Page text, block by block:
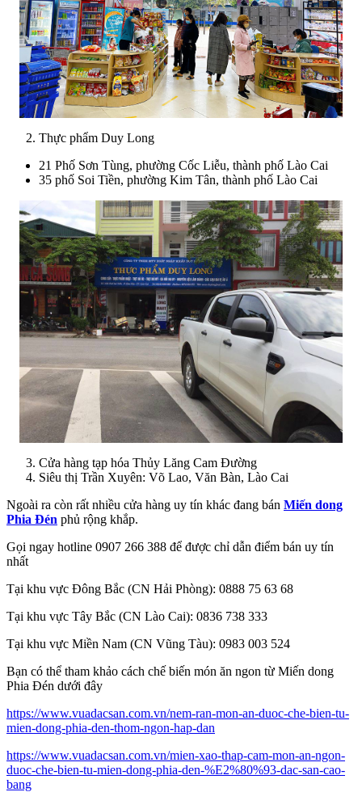
Thực phẩm Duy Long
21 Phố Sơn Tùng, phường Cốc Liễu, thành phố Lào Cai
35 phố Soi Tiền, phường Kim Tân, thành phố Lào Cai
Cửa hàng tạp hóa Thủy Lăng Cam Đường
Siêu thị Trần Xuyên: Võ Lao, Văn Bàn, Lào Cai
Ngoài ra còn rất nhiều cửa hàng uy tín khác đang bán Miến dong
Phia Đén phủ rộng khắp.
Gọi ngay hotline 0907 266 388 để được chỉ dẫn điểm bán uy tín
nhất
Tại khu vực Đông Bắc (CN Hải Phòng): 0888 75 63 68
Tại khu vực Tây Bắc (CN Lào Cai): 0836 738 333
Tại khu vực Miền Nam (CN Vũng Tàu): 0983 003 524
Bạn có thể tham khảo cách chế biến món ăn ngon từ Miến dong
Phia Đén dưới đây
https://www.vuadacsan.com.vn/nem-ran-mon-an-duoc-che-bien-tu-
mien-dong-phia-den-thom-ngon-hap-dan
https://www.vuadacsan.com.vn/mien-xao-thap-cam-mon-an-ngon-
duoc-che-bien-tu-mien-dong-phia-den-%E2%80%93-dac-san-cao-
bang